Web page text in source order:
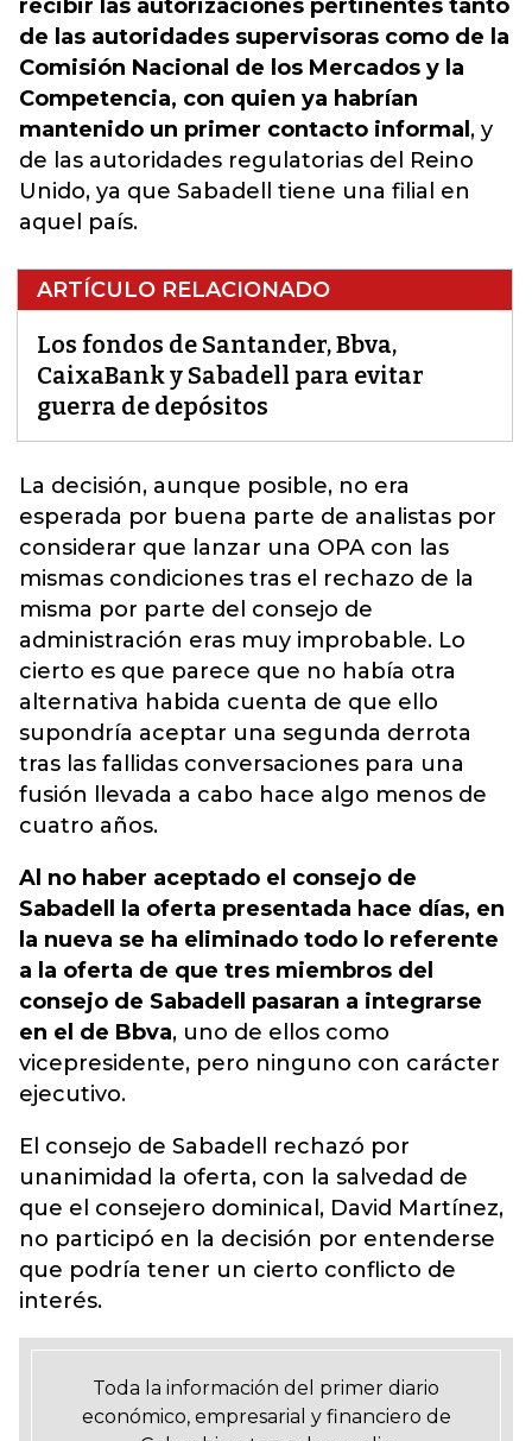
recibir las autorizaciones pertinentes tanto
de las autoridades supervisoras como de la
Comisión Nacional de los Mercados y la
Competencia, con quien ya habrían
mantenido un primer contacto informal , y
de las autoridades regulatorias del Reino
Unido, ya que Sabadell tiene una filial en
aquel país.
ARTÍCULO RELACIONADO
Los fondos de Santander, Bbva,
CaixaBank y Sabadell para evitar
guerra de depósitos
La decisión, aunque posible, no era
esperada por buena parte de analistas por
considerar que lanzar una OPA con las
mismas condiciones tras el rechazo de la
misma por parte del consejo de
administración eras muy improbable. Lo
cierto es que parece que no había otra
alternativa habida cuenta de que ello
supondría aceptar una segunda derrota
tras las fallidas conversaciones para una
fusión llevada a cabo hace algo menos de
cuatro años.
Al no haber aceptado el consejo de
Sabadell la oferta presentada hace días, en
la nueva se ha eliminado todo lo referente
a la oferta de que tres miembros del
consejo de Sabadell pasaran a integrarse
en el de Bbva, uno de ellos como
vicepresidente, pero ninguno con carácter
ejecutivo.
El consejo de Sabadell rechazó por
unanimidad la oferta, con la salvedad de
que el consejero dominical, David Martínez,
no participó en la decisión por entenderse
que podría tener un cierto conflicto de
interés.
Toda la información del primer diario
económico, empresarial y financiero de